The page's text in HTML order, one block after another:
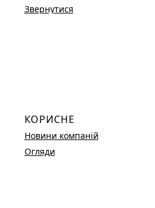
Звернутися
КОРИСНЕ
Новини компаній
Огляди